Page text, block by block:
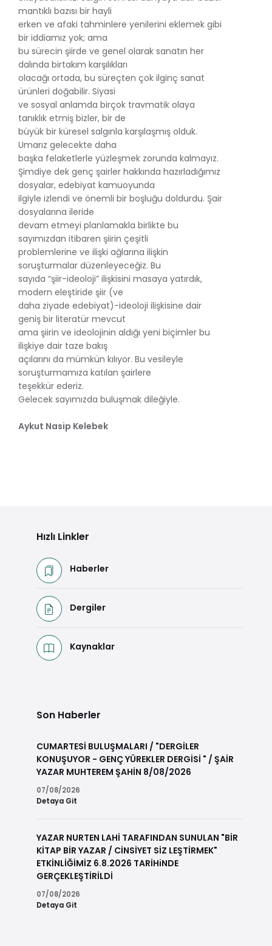
mantıklı bazısı bir hayli
erken ve afaki tahminlere yenilerini eklemek gibi
bir iddiamız yok; ama
bu sürecin şiirde ve genel olarak sanatın her
dalında birtakım karşılıkları
olacağı ortada, bu süreçten çok ilginç sanat
ürünleri doğabilir. Siyasi
ve sosyal anlamda birçok travmatik olaya
tanıklık etmiş bizler, bir de
büyük bir küresel salgınla karşılaşmış olduk.
Umarız gelecekte daha
başka felaketlerle yüzleşmek zorunda kalmayız.
Şimdiye dek genç şairler hakkında hazırladığımız
dosyalar, edebiyat kamuoyunda
ilgiyle izlendi ve önemli bir boşluğu doldurdu. Şair
dosyalarına ileride
devam etmeyi planlamakla birlikte bu
sayımızdan itibaren şiirin çeşitli
problemlerine ve ilişki ağlarına ilişkin
soruşturmalar düzenleyeceğiz. Bu
sayıda “şiir-ideoloji” ilişkisini masaya yatırdık,
modern eleştiride şiir (ve
daha ziyade edebiyat)-ideoloji ilişkisine dair
geniş bir literatür mevcut
ama şiirin ve ideolojinin aldığı yeni biçimler bu
ilişkiye dair taze bakış
açılarını da mümkün kılıyor. Bu vesileyle
soruşturmamıza katılan şairlere
teşekkür ederiz.
Gelecek sayımızda buluşmak dileğiyle.
Aykut Nasip Kelebek
Hızlı Linkler
Haberler
Dergiler
Kaynaklar
Son Haberler
CUMARTESİ BULUŞMALARI / "DERGİLER
KONUŞUYOR - GENÇ YÜREKLER DERGİSİ " / ŞAİR
YAZAR MUHTEREM ŞAHİN 8/08/2026
07/08/2026
Detaya Git
YAZAR NURTEN LAHİ TARAFINDAN SUNULAN "BİR
KİTAP BİR YAZAR / CİNSİYET SİZ LEŞTİRMEK"
ETKİNLİĞİMİZ 6.8.2026 TARİHiNDE
GERÇEKLEŞTİRİLDİ
07/08/2026
Detaya Git